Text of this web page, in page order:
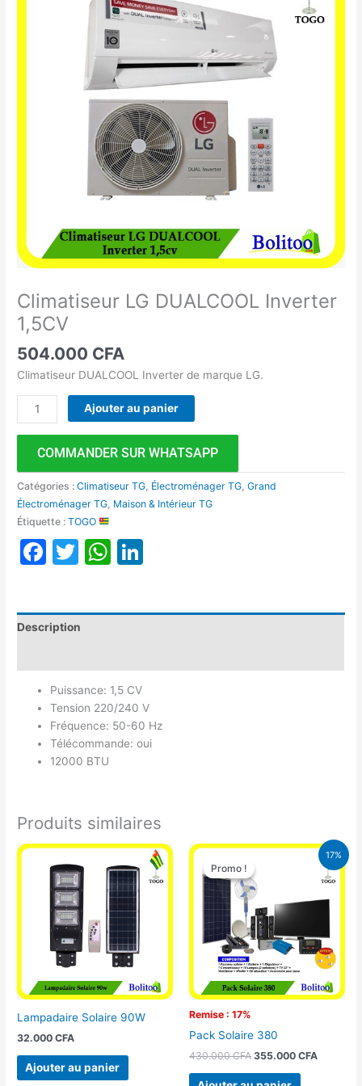
Climatiseur LG DUALCOOL Inverter
1,5CV
504.000 CFA
Climatiseur DUALCOOL Inverter de marque LG.
Ajouter au panier
COMMANDER SUR WHATSAPP
Catégories :Climatiseur TG Électroménager TG ,Grand
Électroménager TG Maison & Intérieur TG
Étiquette :TOGO
Facebook
TwitterWhatsApp
Description
Puissance: 1,5 CV
Tension 220/240 V
Fréquence: 50-60 Hz
Télécommande: oui
12000 BTU
Produits similaires
Lampadaire Solaire 90W
32.000CFA
Ajouter au panier
17%
Promo !
Remise : 17%
Promo !
Pack Solaire 380
430.000CFA
Le
initial
était :
430.000 CFA.
355.000 CFA
Le
prix
actuel
355.000